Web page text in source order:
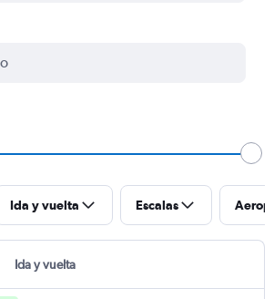
Ida y vuelta Escalas
Ida y vuelta